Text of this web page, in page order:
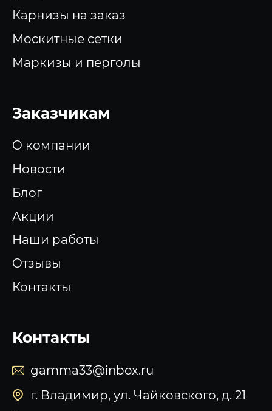
Карнизы на заказ
Москитные сетки
Маркизы и перголы
Заказчикам
О компании
Новости
Блог
Акции
Наши работы
Отзывы
Контакты
Контакты
gamma33@inbox.ru
г. Владимир, ул. Чайковского, д. 21